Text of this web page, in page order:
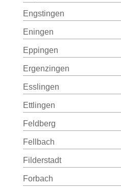
Engstingen
Eningen
Eppingen
Ergenzingen
Esslingen
Ettlingen
Feldberg
Fellbach
Filderstadt
Forbach